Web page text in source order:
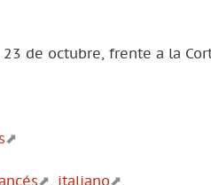
de octubre, frente a la
, italiano .